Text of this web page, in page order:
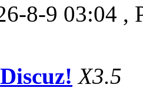
8-9 03:04 ,
Discuz! X3.5